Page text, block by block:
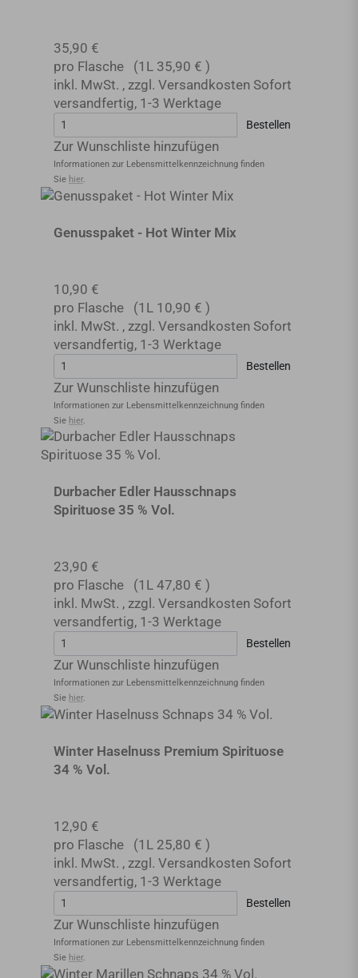
35,90 €
pro Flasche
(1L 35,90 € )
inkl. MwSt. , zzgl. Versandkosten Sofort
versandfertig, 1-3 Werktage
Bestellen
Zur Wunschliste hinzufügen
Informationen zur Lebensmittel­kennzeichnung finden
Sie hier.
Genusspaket - Hot Winter Mix
10,90 €
pro Flasche
(1L 10,90 € )
inkl. MwSt. , zzgl. Versandkosten Sofort
versandfertig, 1-3 Werktage
Bestellen
Zur Wunschliste hinzufügen
Informationen zur Lebensmittel­kennzeichnung finden
Sie hier.
Durbacher Edler Hausschnaps
Spirituose 35 % Vol.
23,90 €
pro Flasche
(1L 47,80 € )
inkl. MwSt. , zzgl. Versandkosten Sofort
versandfertig, 1-3 Werktage
Bestellen
Zur Wunschliste hinzufügen
Informationen zur Lebensmittel­kennzeichnung finden
Sie hier.
Winter Haselnuss Premium Spirituose
34 % Vol.
12,90 €
pro Flasche
(1L 25,80 € )
inkl. MwSt. , zzgl. Versandkosten Sofort
versandfertig, 1-3 Werktage
Bestellen
Zur Wunschliste hinzufügen
Informationen zur Lebensmittel­kennzeichnung finden
Sie hier.